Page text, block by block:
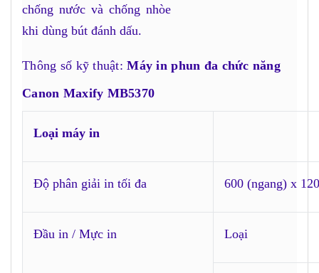
chống nước và chống nhòe
khi dùng bút đánh dấu.
Thông số kỹ thuật:Máy in phun đa chức năng
Canon Maxify MB5370
Loại máy in
Độ phân giải in tối đa 600 (ngang) x
Đầu in / Mực in Loại